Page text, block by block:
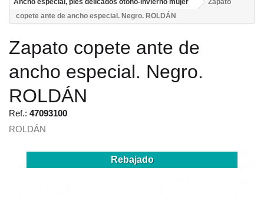
Ancho especial, pies delicados otoño-invierno mujer
Zapato
copete ante de ancho especial. Negro. ROLDÁN
Zapato copete ante de
ancho especial. Negro.
ROLDÁN
Ref.: 47093100
ROLDÁN
Rebajado